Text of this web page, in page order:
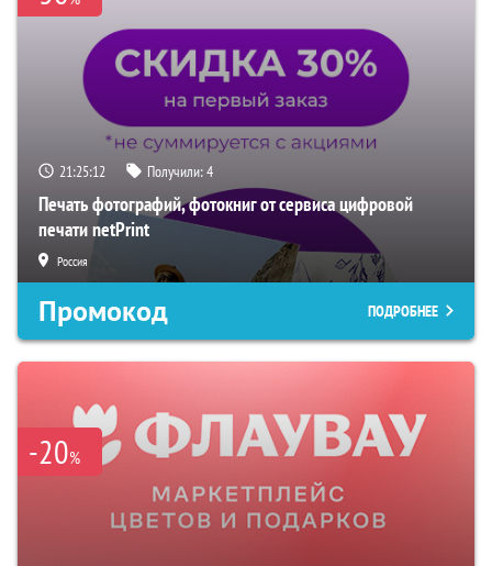
21:25:11 Получили:4
Печать фотографий, фотокниг от сервиса цифровой
печати netPrint
Россия
Промокод ПОДРОБНЕЕ
-20%